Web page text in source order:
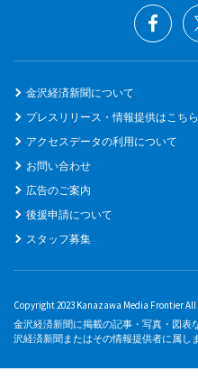
金沢経済新聞について
プレスリリース・情報提供はこち
アクセスデータの利用について
お問い合わせ
広告のご案内
後援申請について
スタッフ募集
Copyright 2023 Kanazawa Media Frontier
金沢経済新聞に掲載の記事・写真・図表
沢経済新聞またはその情報提供者に属しま